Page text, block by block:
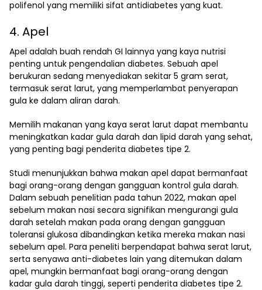
polifenol yang memiliki sifat antidiabetes yang kuat.
4. Apel
Apel adalah buah rendah GI lainnya yang kaya nutrisi
penting untuk pengendalian diabetes. Sebuah apel
berukuran sedang menyediakan sekitar 5 gram serat,
termasuk serat larut, yang memperlambat penyerapan
gula ke dalam aliran darah.
Memilih makanan yang kaya serat larut dapat membantu
meningkatkan kadar gula darah dan lipid darah yang sehat,
yang penting bagi penderita diabetes tipe 2.
Studi menunjukkan bahwa makan apel dapat bermanfaat
bagi orang-orang dengan gangguan kontrol gula darah.
Dalam sebuah penelitian pada tahun 2022, makan apel
sebelum makan nasi secara signifikan mengurangi gula
darah setelah makan pada orang dengan gangguan
toleransi glukosa dibandingkan ketika mereka makan nasi
sebelum apel. Para peneliti berpendapat bahwa serat larut,
serta senyawa anti-diabetes lain yang ditemukan dalam
apel, mungkin bermanfaat bagi orang-orang dengan
kadar gula darah tinggi, seperti penderita diabetes tipe 2.